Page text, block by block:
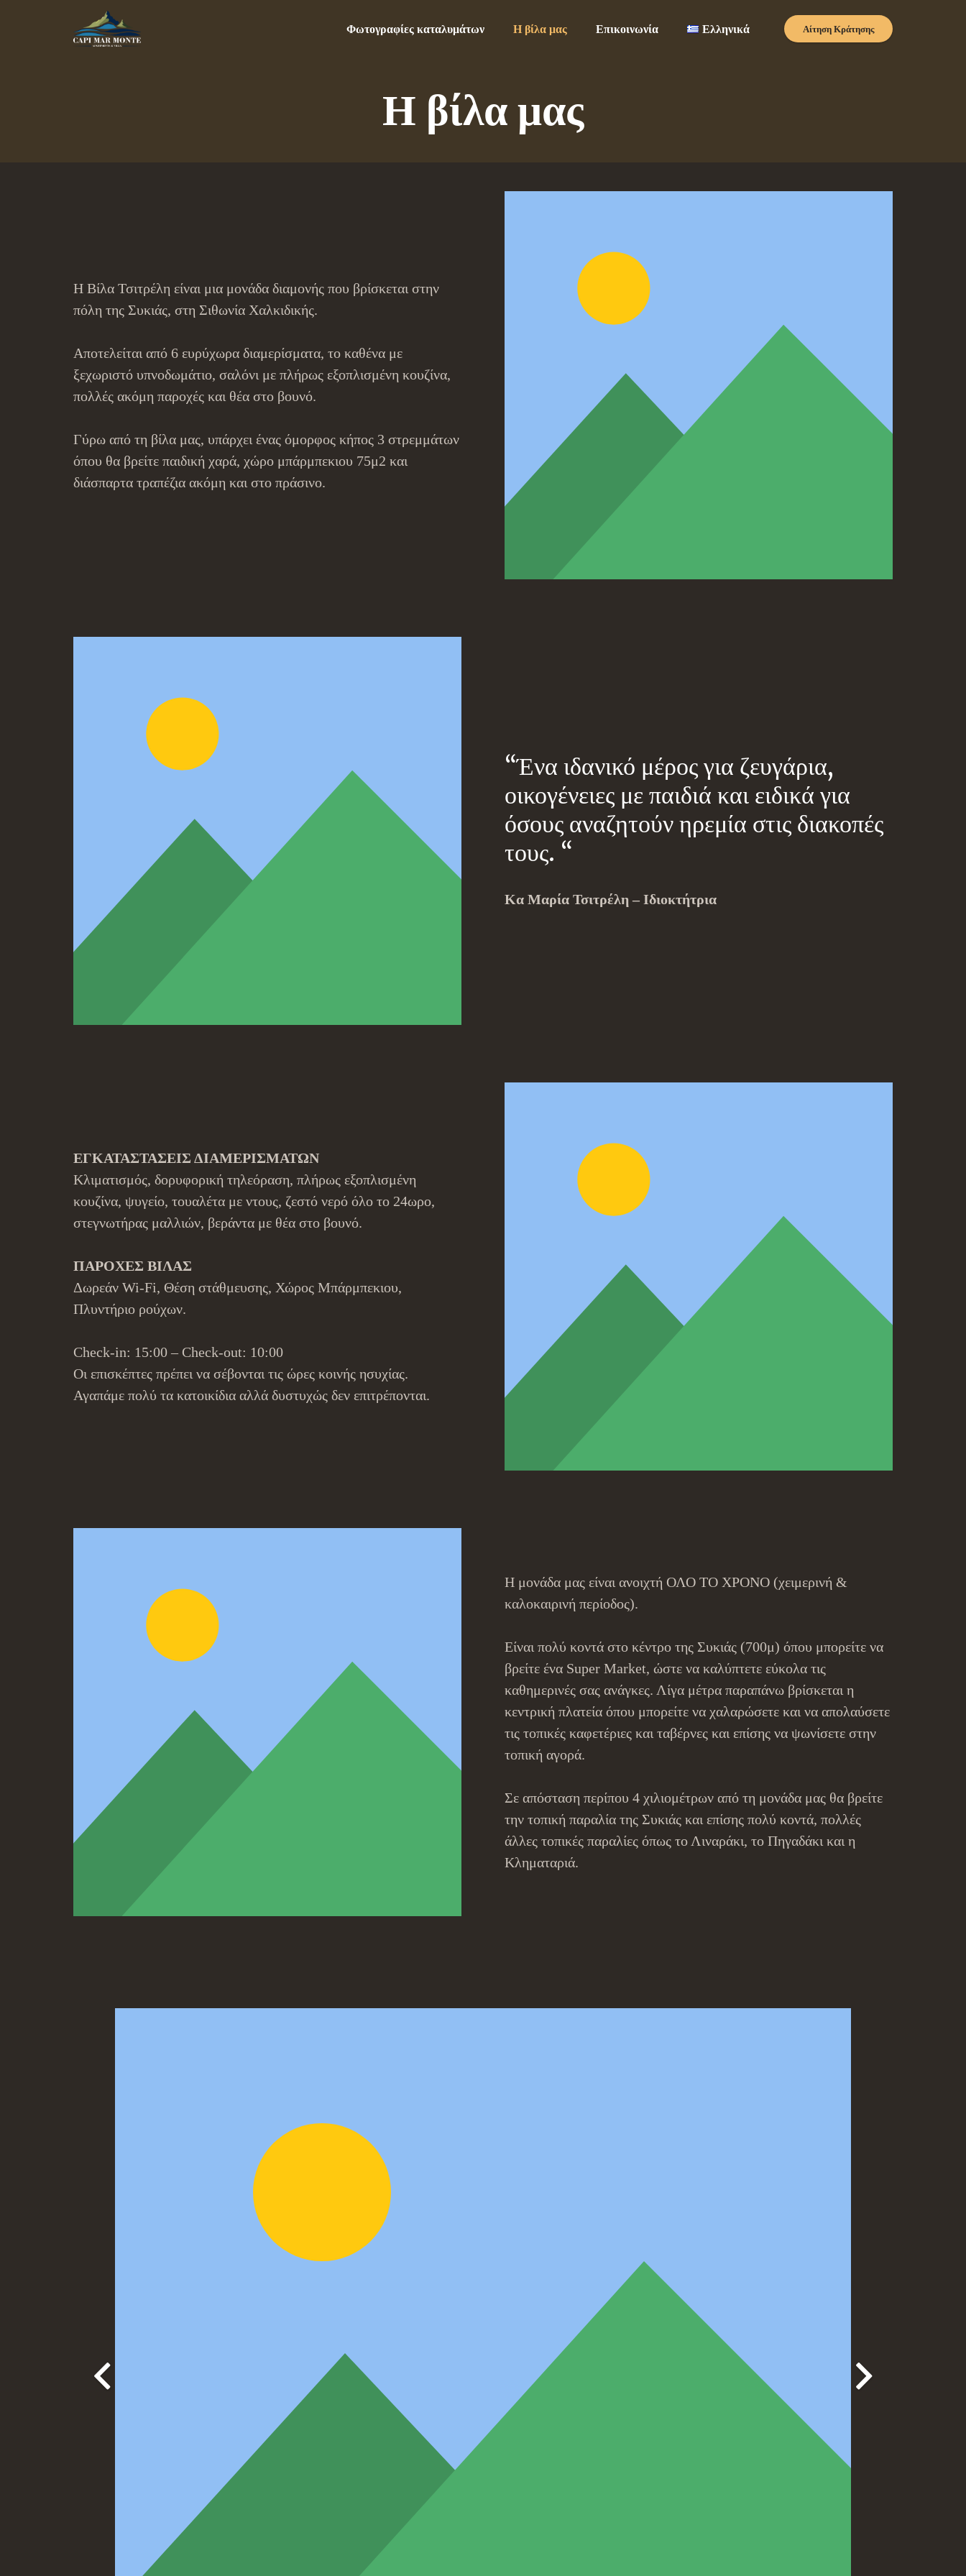
Φωτογραφίες καταλυμάτων Η βίλα μας Επικοινωνία Ελληνικά Αίτηση Κράτησης
Η βίλα μας
Η Βίλα Τσιτρέλη είναι μια μονάδα διαμονής που βρίσκεται στην
πόλη της Συκιάς, στη Σιθωνία Χαλκιδικής.
Αποτελείται από 6 ευρύχωρα διαμερίσματα, το καθένα με
ξεχωριστό υπνοδωμάτιο, σαλόνι με πλήρως εξοπλισμένη κουζίνα,
πολλές ακόμη παροχές και θέα στο βουνό.
Γύρω από τη βίλα μας, υπάρχει ένας όμορφος κήπος 3 στρεμμάτων
όπου θα βρείτε παιδική χαρά, χώρο μπάρμπεκιου 75μ2 και
διάσπαρτα τραπέζια ακόμη και στο πράσινο.
“Ένα ιδανικό μέρος για ζευγάρια,
οικογένειες με παιδιά και ειδικά για
όσους αναζητούν ηρεμία στις διακοπές
τους. “
Κα Μαρία Τσιτρέλη – Ιδιοκτήτρια
ΕΓΚΑΤΑΣΤΑΣΕΙΣ ΔΙΑΜΕΡΙΣΜΑΤΩΝ
Κλιματισμός, δορυφορική τηλεόραση, πλήρως εξοπλισμένη
κουζίνα, ψυγείο, τουαλέτα με ντους, ζεστό νερό όλο το 24ωρο,
στεγνωτήρας μαλλιών, βεράντα με θέα στο βουνό.
ΠΑΡΟΧΕΣ ΒΙΛΑΣ
Δωρεάν Wi-Fi, Θέση στάθμευσης, Χώρος Μπάρμπεκιου,
Πλυντήριο ρούχων.
Check-in: 15:00 – Check-out: 10:00
Οι επισκέπτες πρέπει να σέβονται τις ώρες κοινής ησυχίας.
Αγαπάμε πολύ τα κατοικίδια αλλά δυστυχώς δεν επιτρέπονται.
Η μονάδα μας είναι ανοιχτή ΟΛΟ ΤΟ ΧΡΟΝΟ (χειμερινή &
καλοκαιρινή περίοδος).
Είναι πολύ κοντά στο κέντρο της Συκιάς (700μ) όπου μπορείτε να
βρείτε ένα Super Market, ώστε να καλύπτετε εύκολα τις
καθημερινές σας ανάγκες. Λίγα μέτρα παραπάνω βρίσκεται η
κεντρική πλατεία όπου μπορείτε να χαλαρώσετε και να απολαύσετε
τις τοπικές καφετέριες και ταβέρνες και επίσης να ψωνίσετε στην
τοπική αγορά.
Σε απόσταση περίπου 4 χιλιομέτρων από τη μονάδα μας θα βρείτε
την τοπική παραλία της Συκιάς και επίσης πολύ κοντά, πολλές
άλλες τοπικές παραλίες όπως το Λιναράκι, το Πηγαδάκι και η
Κληματαριά.